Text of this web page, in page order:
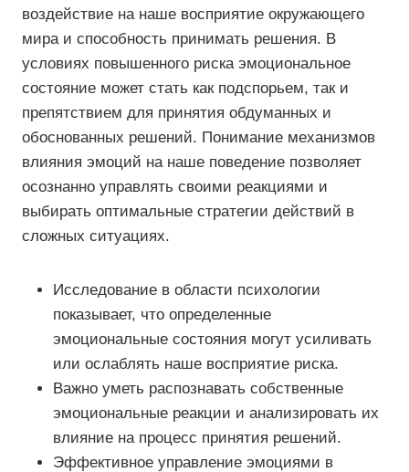
воздействие на наше восприятие окружающего
мира и способность принимать решения. В
условиях повышенного риска эмоциональное
состояние может стать как подспорьем, так и
препятствием для принятия обдуманных и
обоснованных решений. Понимание механизмов
влияния эмоций на наше поведение позволяет
осознанно управлять своими реакциями и
выбирать оптимальные стратегии действий в
сложных ситуациях.
Исследование в области психологии
показывает, что определенные
эмоциональные состояния могут усиливать
или ослаблять наше восприятие риска.
Важно уметь распознавать собственные
эмоциональные реакции и анализировать их
влияние на процесс принятия решений.
Эффективное управление эмоциями в